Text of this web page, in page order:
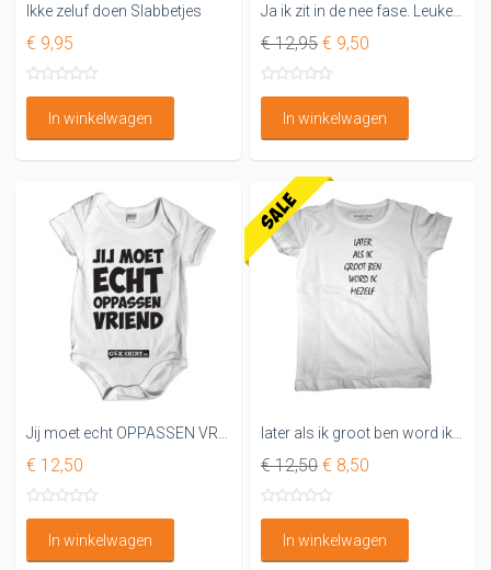
Ikke zeluf doen Slabbetjes
€ 9,95
In winkelwagen
€ 12,95 € 9,50
In winkelwagen
€ 12,50
In winkelwagen
€ 12,50 € 8,50
In winkelwagen